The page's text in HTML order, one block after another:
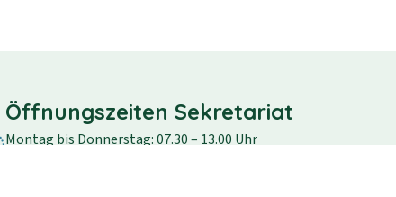
Öffnungszeiten Sekretariat
Montag bis Donnerstag: 07.30 – 13.00 Uhr